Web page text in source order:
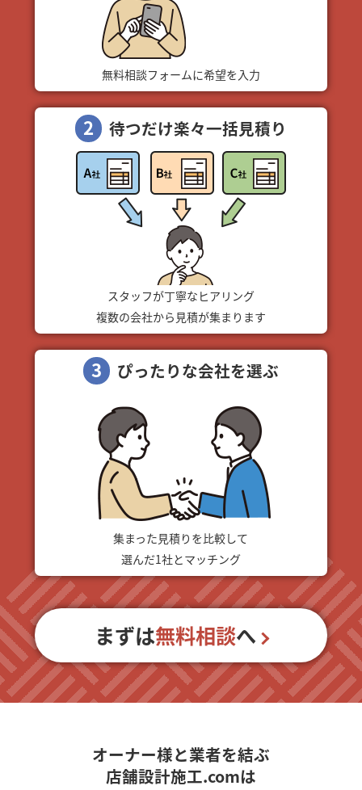
無料相談フォームに希望を入力
2 待つだけ楽々一括見積り
スタッフが丁寧なヒアリング
複数の会社から見積が集まります
3 ぴったりな会社を選ぶ
集まった見積りを比較して
選んだ1社とマッチング
まずは無料相談へ
オーナー様と業者を結ぶ
店舗設計施工.comは